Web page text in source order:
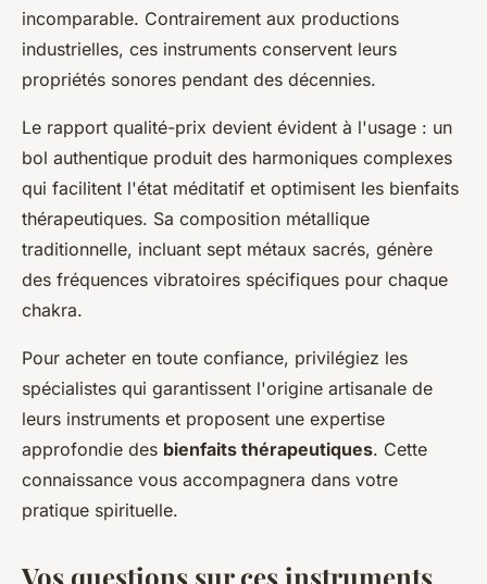
incomparable. Contrairement aux productions
industrielles, ces instruments conservent leurs
propriétés sonores pendant des décennies.
Le rapport qualité-prix devient évident à l'usage : un
bol authentique produit des harmoniques complexes
qui facilitent l'état méditatif et optimisent les bienfaits
thérapeutiques. Sa composition métallique
traditionnelle, incluant sept métaux sacrés, génère
des fréquences vibratoires spécifiques pour chaque
chakra.
Pour acheter en toute confiance, privilégiez les
spécialistes qui garantissent l'origine artisanale de
leurs instruments et proposent une expertise
approfondie des bienfaits thérapeutiques. Cette
connaissance vous accompagnera dans votre
pratique spirituelle.
Vos questions sur ces instruments